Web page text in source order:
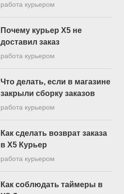
работа курьером
Почему курьер Х5 не
доставил заказ
работа курьером
Что делать, если в магазине
закрыли сборку заказов
работа курьером
Как сделать возврат заказа
в Х5 Курьер
работа курьером
Как соблюдать таймеры в